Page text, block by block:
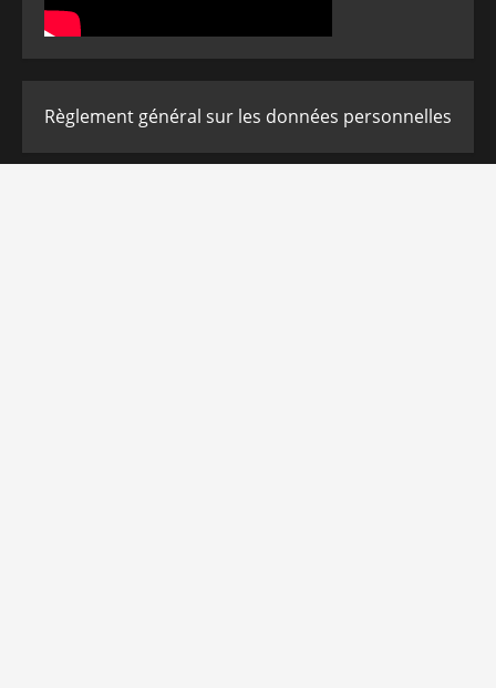
Règlement général sur les données personnelles